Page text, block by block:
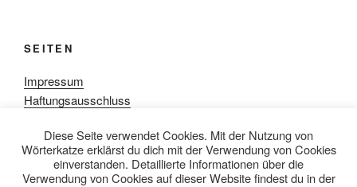
SEITEN
Impressum
Haftungsausschluss
Rezensionpolitik
Bewertungsschema
Media-Kit
Diese Seite verwendet Cookies. Mit der Nutzung von
Wörterkatze erklärst du dich mit der Verwendung von Cookies
einverstanden. Detaillierte Informationen über die
Verwendung von Cookies auf dieser Website findest du in der